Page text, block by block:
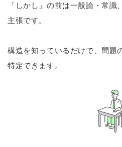
「しかし」の前は一般論・常
主張です。
構造を知っているだけで、問題
特定できます。